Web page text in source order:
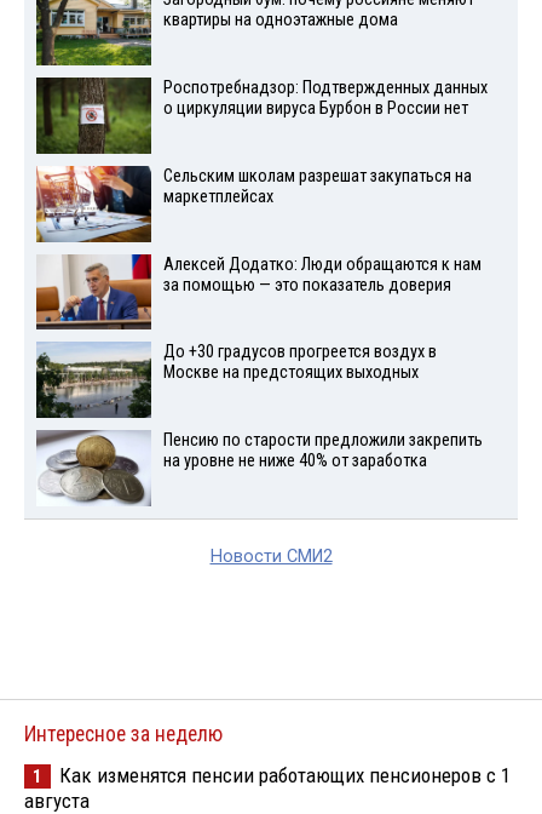
квартиры на одноэтажные дома
Роспотребнадзор: Подтвержденных данных
о циркуляции вируса Бурбон в России нет
Сельским школам разрешат закупаться на
маркетплейсах
Алексей Додатко: Люди обращаются к нам
за помощью — это показатель доверия
До +30 градусов прогреется воздух в
Москве на предстоящих выходных
Пенсию по старости предложили закрепить
на уровне не ниже 40% от заработка
Новости СМИ2
Интересное за неделю
1
Как изменятся пенсии работающих пенсионеров с 1
августа